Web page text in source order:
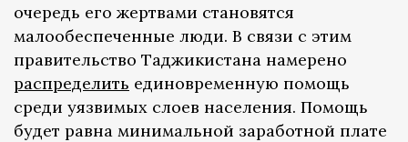
очередь его жертвами становятся
малообеспеченные люди. В связи с этим
правительство Таджикистана намерено
распределить единовременную помощь
среди уязвимых слоев населения. Помощь
будет равна минимальной заработной плате